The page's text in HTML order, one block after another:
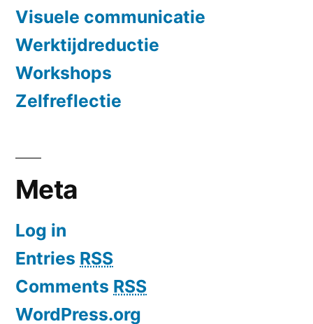
Visuele communicatie
Werktijdreductie
Workshops
Zelfreflectie
Meta
Log in
Entries RSS
Comments RSS
WordPress.org